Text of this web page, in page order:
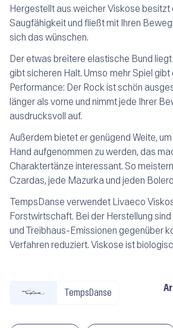
Hergestellt aus weicher Viskose besitzt
Saugfähigkeit und fließt mit Ihren
sich das wünschen.
Der etwas breitere elastische Bund liegt
gibt sicheren Halt. Umso mehr Spiel gibt
Performance: Der Rock ist schön
länger als vorne und nimmt jede Ihrer
ausdrucksvoll auf.
Außerdem bietet er genügend Weite,
Hand aufgenommen zu werden, das
Charaktertänze interessant. So
Czardas, jede Mazurka und jeden
TempsDanse verwendet Livaeco
Forstwirtschaft. Bei der Herstellung
und Treibhaus-Emissionen gegenüber
Verfahren reduziert. Viskose ist
TempsDanse